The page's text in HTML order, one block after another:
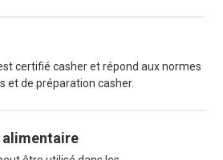
certifié casher et répond aux normes
et de préparation casher.